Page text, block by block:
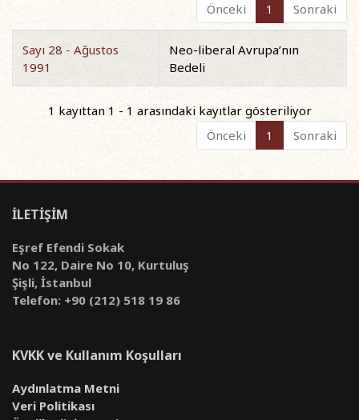
Önceki 1 Sonraki
Sayı 28 - Ağustos
1991
Neo-liberal Avrupa’nın
Bedeli
1 kayıttan 1 - 1 arasındaki kayıtlar gösteriliyor
Önceki
1 Sonraki
İLETİŞİM
Eşref Efendi Sokak
No 122, Daire No 10, Kurtuluş
Şişli, İstanbul
Telefon: +90 (212) 518 19 86
KVKK ve Kullanım Koşulları
Aydınlatma Metni
Veri Politikası